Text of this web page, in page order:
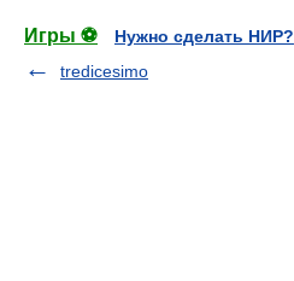
Игры ⚽
Нужно сделать НИР?
tredicesimo